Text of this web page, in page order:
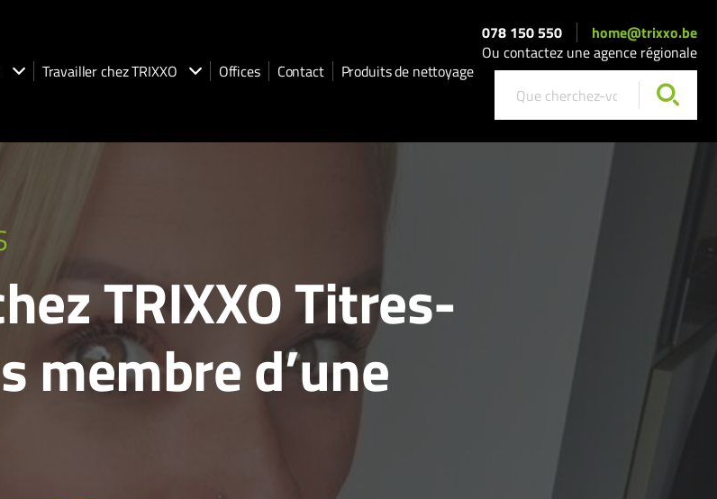
Travailler chez TRIXXO Offices Contact Produits de nettoyage
078 150 550
home@trixxo.be
Ou contactez une agence régionale
TRIXXO Titres-
membre d’une